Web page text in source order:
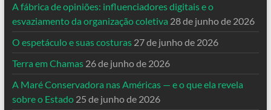
A fábrica de opiniões: influenciadores digitais e o
esvaziamento da organização coletiva 28 de junho de 2026
O espetáculo e suas costuras 27 de junho de 2026
Terra em Chamas 26 de junho de 2026
A Maré Conservadora nas Américas — e o que ela revela
sobre o Estado 25 de junho de 2026